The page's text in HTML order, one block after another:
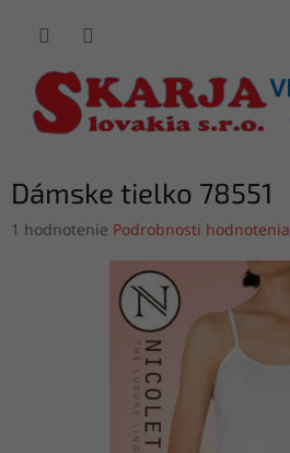
Dámske tielko 78551
Priemerné
1 hodnotenie Podrobnosti hodnotenia